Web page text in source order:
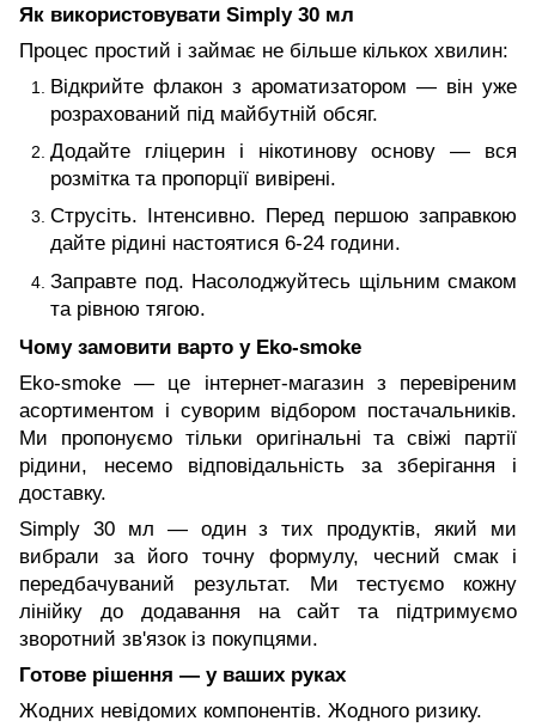
Як використовувати Simply 30 мл
Процес простий і займає не більше кількох хвилин:
Відкрийте флакон з ароматизатором — він уже
розрахований під майбутній обсяг.
Додайте гліцерин і нікотинову основу — вся
розмітка та пропорції вивірені.
Струсіть. Інтенсивно. Перед першою заправкою
дайте рідині настоятися 6-24 години.
Заправте под. Насолоджуйтесь щільним смаком
та рівною тягою.
Чому замовити варто у Eko-smoke
Eko-smoke — це інтернет-магазин з перевіреним
асортиментом і суворим відбором постачальників.
Ми пропонуємо тільки оригінальні та свіжі партії
рідини, несемо відповідальність за зберігання і
доставку.
Simply 30 мл — один з тих продуктів, який ми
вибрали за його точну формулу, чесний смак і
передбачуваний результат. Ми тестуємо кожну
лінійку до додавання на сайт та підтримуємо
зворотний зв'язок із покупцями.
Готове рішення — у ваших руках
Жодних невідомих компонентів. Жодного ризику.